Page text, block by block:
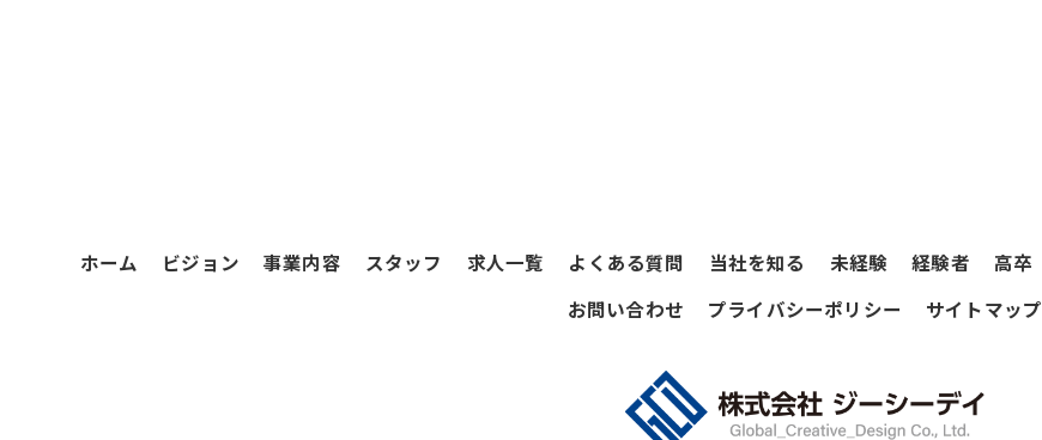
ホーム ビジョン 事業内容 スタッフ 求人一覧 よくある質問 当社を知る 未経験 経験者 高卒
お問い合わせ
プライバシーポリシー サイトマップ